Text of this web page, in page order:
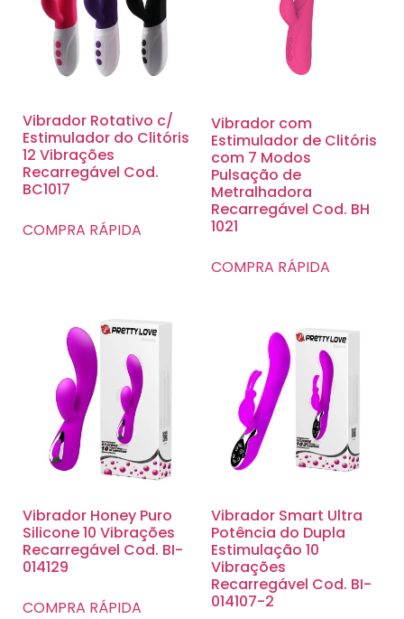
Vibrador Rotativo c/
Estimulador do Clitóris
12 Vibrações
Recarregável Cod.
BC1017
COMPRA RÁPIDA
Vibrador com
Estimulador de Clitóris
com 7 Modos
Pulsação de
Metralhadora
Recarregável Cod. BH
1021
COMPRA RÁPIDA
Vibrador Honey Puro
Silicone 10 Vibrações
Recarregável Cod. BI-
014129
COMPRA RÁPIDA
Vibrador Smart Ultra
Potência do Dupla
Estimulação 10
Vibrações
Recarregável Cod. BI-
014107-2